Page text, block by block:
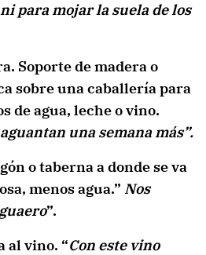
para mojar la suela de los
Soporte de madera o
sobre una caballería para
de agua, leche o vino.
una semana más”.
o taberna a donde se va
menos agua.” Nos
”.
al vino. “Con este vino